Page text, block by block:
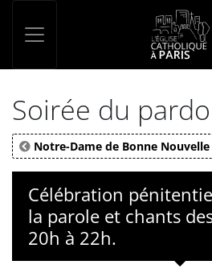
Soirée du
Notre-Dame de Bonne Nouvelle
Célébration
la parole et chants
20h à 22h.
Panneau de gestion des cookies